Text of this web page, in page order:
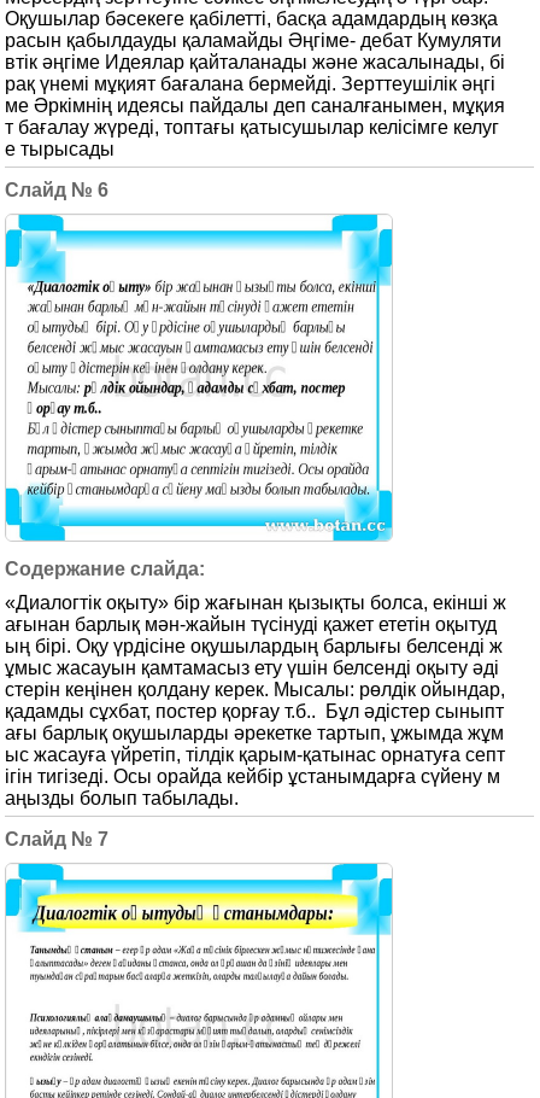
Оқушылар бәсекеге қабілетті, басқа адамдардың көзқа
расын қабылдауды қаламайды Әңгіме- дебат Кумуляти
втік әңгіме Идеялар қайталанады және жасалынады, бі
рақ үнемі мұқият бағалана бермейді. Зерттеушілік әңгі
ме Әркімнің идеясы пайдалы деп саналғанымен, мұқия
т бағалау жүреді, топтағы қатысушылар келісімге келуг
е тырысады
6
«Диалогтік оқыту» бір жағынан қызықты болса, екінші ж
ағынан барлық мән-жайын түсінуді қажет ететін оқытуд
ың бірі. Оқу үрдісіне оқушылардың барлығы белсенді ж
ұмыс жасауын қамтамасыз ету үшін белсенді оқыту әді
стерін кеңінен қолдану керек. Мысалы: рөлдік ойындар,
қадамды сұхбат, постер қорғау т.б.. Бұл әдістер сыныпт
ағы барлық оқушыларды әрекетке тартып, ұжымда жұм
ыс жасауға үйретіп, тілдік қарым-қатынас орнатуға септ
ігін тигізеді. Осы орайда кейбір ұстанымдарға сүйену м
аңызды болып табылады.
7